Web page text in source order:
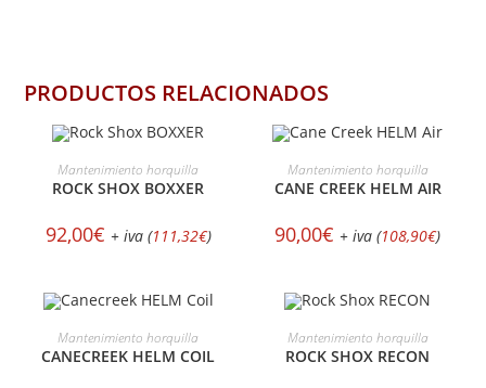
PRODUCTOS RELACIONADOS
SELECCIONAR OPCIONES
Mantenimiento horquilla
ROCK SHOX BOXXER
92,00€ + iva (111,32€)
SELECCIONAR OPCIONES
Mantenimiento horquilla
CANE CREEK HELM AIR
90,00€ + iva (108,90€)
SELECCIONAR OPCIONES
Mantenimiento horquilla
CANECREEK HELM COIL
SELECCIONAR OPCIONES
Mantenimiento horquilla
ROCK SHOX RECON